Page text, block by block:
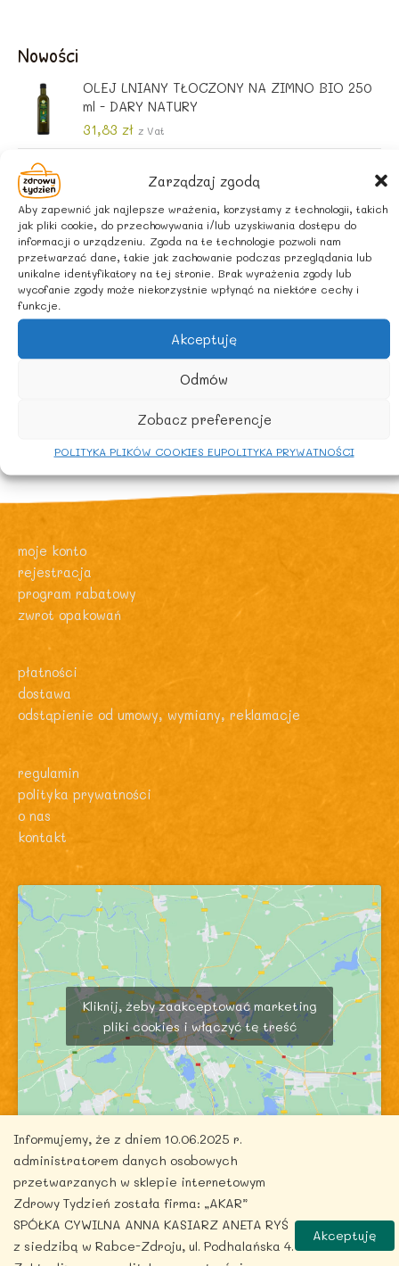
Zarządzaj zgodą
Aby zapewnić jak najlepsze wrażenia, korzystamy z technologii, takich
jak pliki cookie, do przechowywania i/lub uzyskiwania dostępu do
informacji o urządzeniu. Zgoda na te technologie pozwoli nam
przetwarzać dane, takie jak zachowanie podczas przeglądania lub
unikalne identyfikatory na tej stronie. Brak wyrażenia zgody lub
wycofanie zgody może niekorzystnie wpłynąć na niektóre cechy i
funkcje.
Akceptuję
Odmów
Zobacz preferencje
POLITYKA PLIKÓW COOKIES EUPOLITYKA PRYWATNOŚCI
c
e
a
o
s
i
ł
a
,
ł
.
e
n
n
s
i
:
4
4
0
z
.
t
n
a
c
a
w
y
n
o
s
i
a
5
,
3
z
n
a
e
a
w
y
n
o
s
i
:
2
1
,
z
.
Nowości
OLEJ LNIANY TŁOCZONY NA ZIMNO BIO 250
ml - DARY NATURY
31,83 zł z Vat
BEZGLUTENOWY BIO 120 g - ALCE NERO
13,70zł z Vat
Strona główna/ Marki / PASIEKI SADOWSKICH
PASIEKI SADOWSKICH
moje konto
rejestracja
program rabatowy
zwrot opakowań
płatności
dostawa
odstąpienie od umowy, wymiany, reklamacje
regulamin
polityka prywatności
o nas
kontakt
Kliknij, żeby zaakceptować marketing
pliki cookies i włączyć tę treść
Copyright © 2026 zdrowytydzien.pl | Powered by
Informujemy, że z dniem 10.06.2025 r.
administratorem danych osobowych
przetwarzanych w sklepie internetowym
Zdrowy Tydzień została firma: „AKAR”
SPÓŁKA CYWILNA ANNA KASIARZ ANETA RYŚ
z siedzibą w Rabce-Zdroju, ul. Podhalańska 4.
Akceptuję